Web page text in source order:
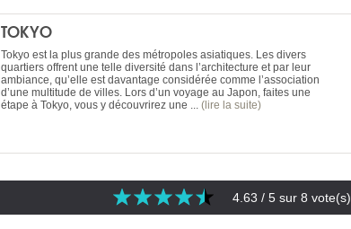
TOKYO
Tokyo est la plus grande des métropoles asiatiques. Les divers
quartiers offrent une telle diversité dans l’architecture et par leur
ambiance, qu’elle est davantage considérée comme l’association
d’une multitude de villes. Lors d’un voyage au Japon, faites une
étape à Tokyo, vous y découvrirez une ... (lire la suite)
4.63 / 5 sur 8 vote(s)